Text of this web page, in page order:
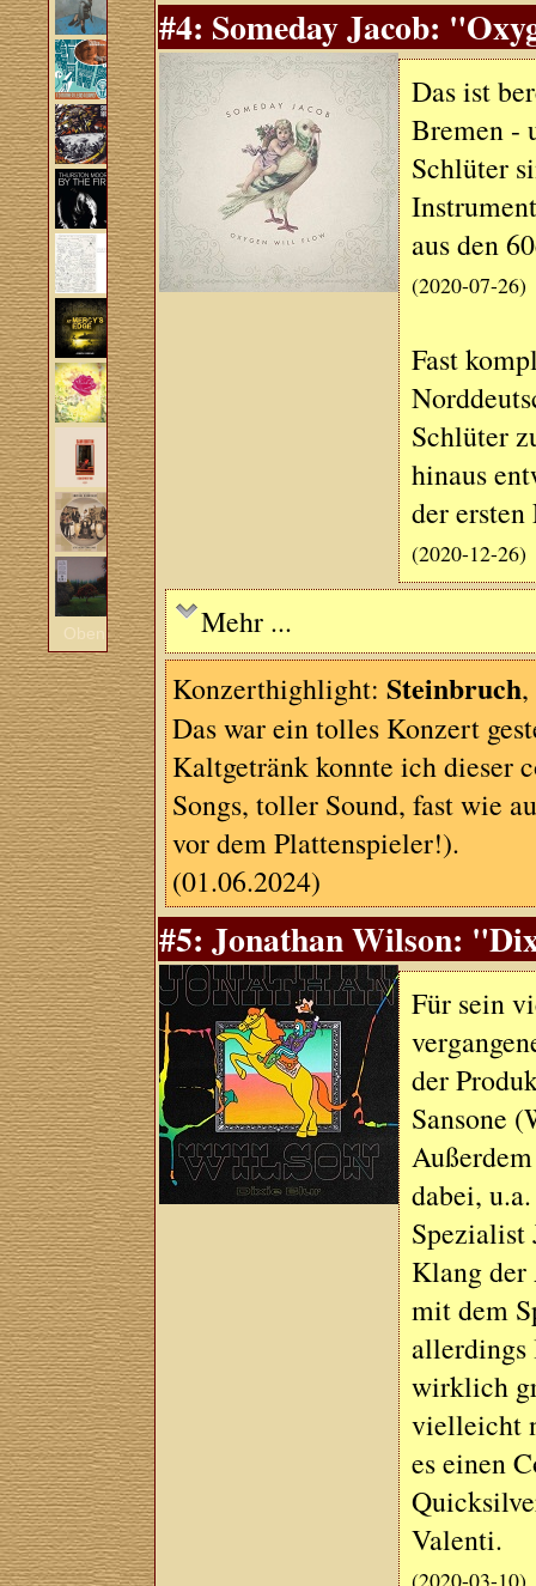
Oben
#4: Someday Jacob:
Das ist
Bremen -
Schlüter
aus den
(2020-07-26)
Fast
Schlüter
hinaus
der
(2020-12-26)
Mehr ...
Konzerthighlight:Steinbruch
Das war ein tolles Konzert
Kaltgetränk konnte ich dieser
Songs, toller Sound, fast wie
vor dem Plattenspieler!).
(01.06.2024)
#5: Jonathan Wilson:
Für sein
der
Sansone
dabei,
Spezialist
Klang der
mit dem
wirklich
vielleicht
es einen
Valenti.
(2020-03-10)